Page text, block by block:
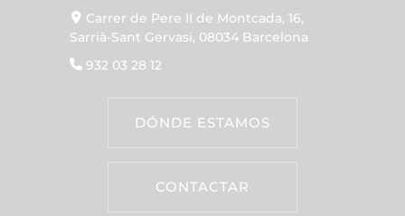
Carrer de Pere II de Montcada, 16,
Sarrià-Sant Gervasi, 08034 Barcelona
932 03 28 12
DÓNDE ESTAMOS
CONTACTAR